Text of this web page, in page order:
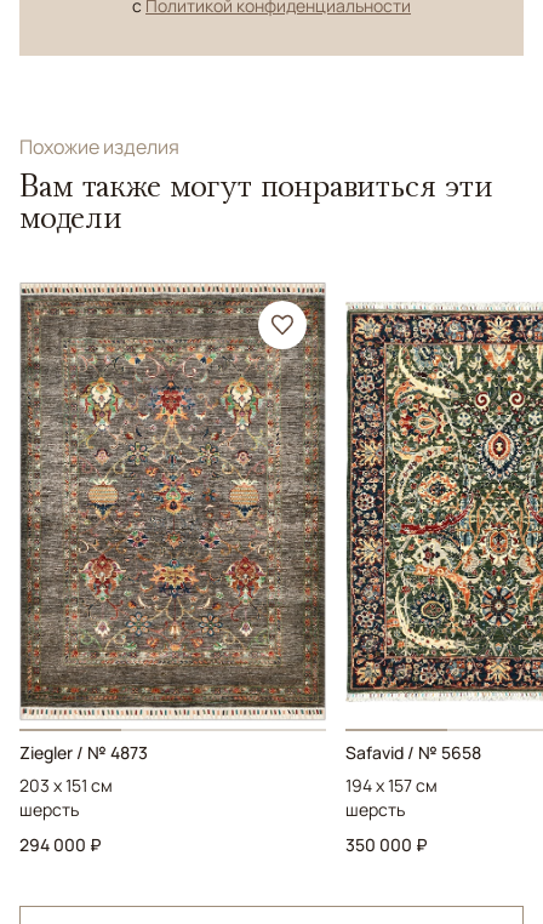
с Политикой конфиденциальности
Похожие изделия
Вам также могут понравиться эти
модели
Ziegler / № 4873
203 x 151 см
шерсть
294 000 ₽
Safavid / № 5658
194 x 157 см
шерсть
350 000 ₽